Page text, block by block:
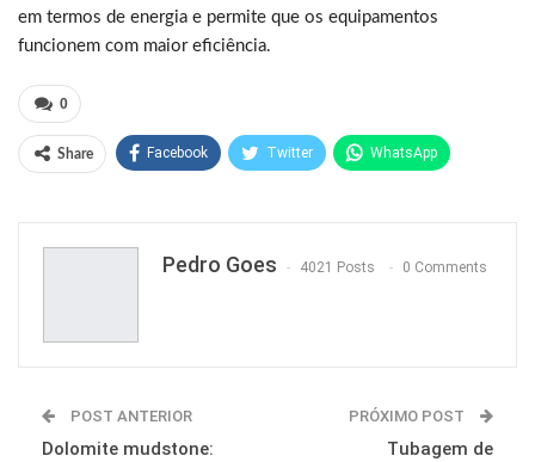
em termos de energia e permite que os equipamentos
funcionem com maior eficiência.
0
Share Facebook Twitter WhatsApp
Pedro Goes 4021 Posts 0 Comments
POST ANTERIOR
Dolomite mudstone:
PRÓXIMO POST
Tubagem de